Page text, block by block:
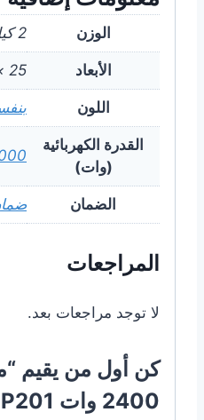
الوزن 2 كيلوجرام
الأبعاد 25 × 35 × 25 سنتيميتر
اللون
القدرة الكهربائية
(وات)
2000 وات
الضمان
المراجعات
لا توجد مراجعات بعد.
كن أول من يقيم
2400 وات KENWOOD ISP201”